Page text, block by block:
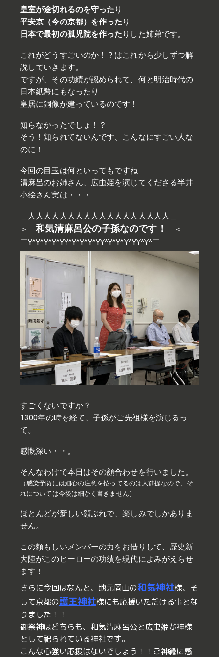
皇室が途切れるのを守った り
平安京（今の京都）を作った り
日本で最初の孤児院を作った りした姉弟です。
これがどうすごいのか！？はこれから少しずつ解
説していきます。
ですが、その功績が認められて、何と明治時代の
日本紙幣にもなったり
皇居に銅像が建っているのです！
知らなかったでしょ！？
そう！知られてないんです、こんなにすごい人な
のに！
今回の目玉は何といってもですね
清麻呂のお姉さん、広虫姫を演じてくださる半井
小絵さん実は・・・
＿人人人人人人人人人人人人人人人人 人 人
＞ 和気清麻呂公の子孫なのです！
＜
￣Y^Y^Y^Y^YY^Y^Y^Y^YY^Y^Y^Y^YY^Y^￣
すごくないですか？
1300年の時を経て、子孫がご先祖様を演じるっ
て。
感慨深い・・。
そんなわけで本日はその顔合わせを行いました。
（感染予防には細心の注意を払ってるのは大前提なので、そ
れについては今後は細かく書きません）
ほとんどが新しい顔ぶれで、楽しみでしかありま
せん。
この頼もしいメンバーの力をお借りして、歴史新
大陸がこのヒーローの功績を現代によみがえらせ
ます！
さらに今回はなんと、地元岡山の和気神社様、そ
して京都の護王神社様にも応援いただける事とな
りました！！
御祭神はどちらも、和気清麻呂公と広虫姫が神様
として祀られている神社です。
こんな心強い応援はないでしょう！！ご神縁に感